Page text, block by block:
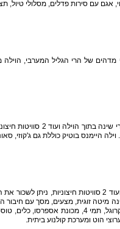
אגם עם סירות פדלים, מסלולי טיול,
מדהים של הרי הגליל המערבי,
מתחם אירוח יוקרה עם
היימנס בוטיק כוללת גם ג'קוזי,
לינה ב-6 חדרי שינה זוגיים בתוך הוילה ועוד 2
מיטה זוגית, מצעים, מסך עם חיבור
הוט ומערכת קולנוע ביתית.